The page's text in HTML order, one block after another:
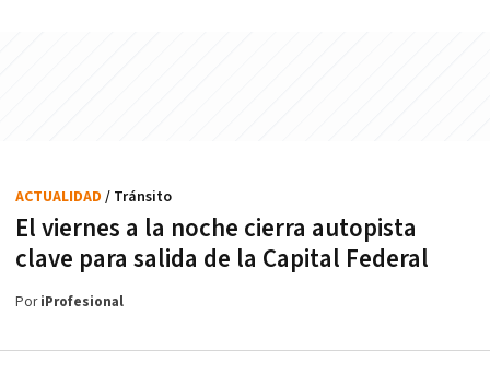
El viernes a la noche cierra autopista
clave para salida de la Capital Federal
ACTUALIDAD / Tránsito
PoriProfesional